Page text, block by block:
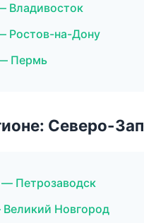
Владивосток
Ростов-на-Дону
Пермь
Северо-
— Петрозаводск
Новгород